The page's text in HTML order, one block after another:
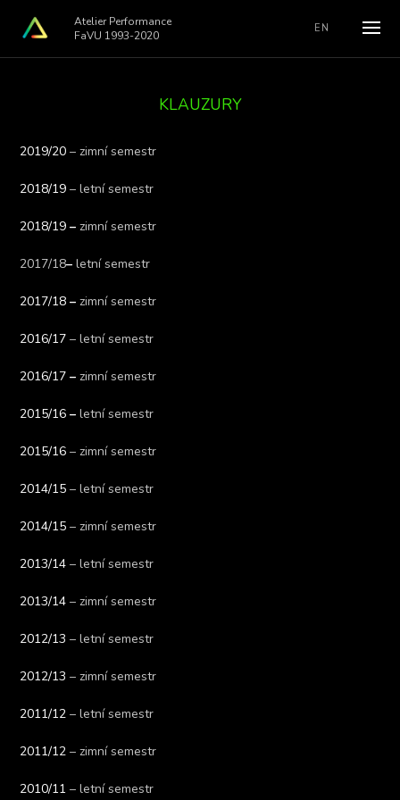
Atelier Performance
FaVU 1993-2020
EN
KLAUZURY
2019/20 – zimní semestr
2018/19 – letní semestr
2018/19 –zimní semestr
2017/18–letní semestr
2017/18 –zimní semestr
2016/17 – letní semestr
2016/17–zimní semestr
2015/16 –letní semestr
2015/16– zimní semestr
2014/15– letní semestr
2014/15– zimní semestr
2013/14– letní semestr
2013/14– zimní semestr
2012/13– letní semestr
2012/13 – zimní semestr
2011/12– letní semestr
2011/12 – zimní semestr
2010/11 – letní semestr